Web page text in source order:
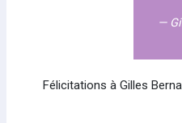
—
Félicitations à Gilles